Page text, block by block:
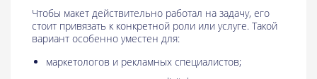
Чтобы макет действительно работал на задачу, его
стоит привязать к конкретной роли или услуге. Такой
вариант особенно уместен для:
маркетологов и рекламных специалистов;